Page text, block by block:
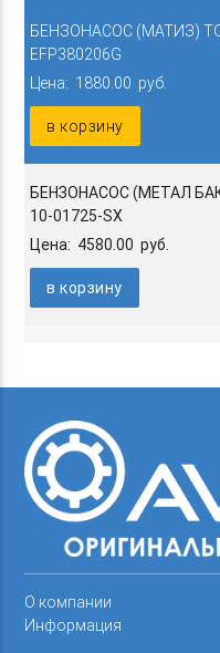
БЕНЗОНАСОС (МАТИЗ)
EFP380206G
Цена: 1880.00 руб.
в корзину
БЕНЗОНАСОС (МЕТАЛ
10-01725-SX
Цена: 4580.00 руб.
в корзину
О компании
Информация